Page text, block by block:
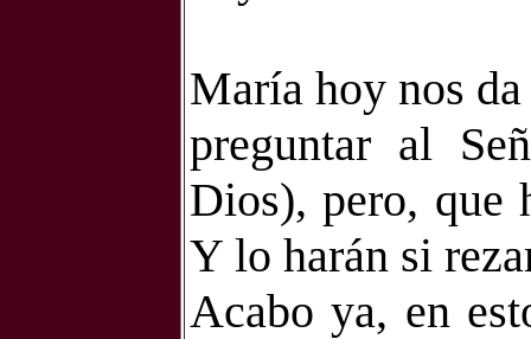
María hoy nos
preguntar al
Dios), pero, que
Y lo harán si
Acabo ya, en